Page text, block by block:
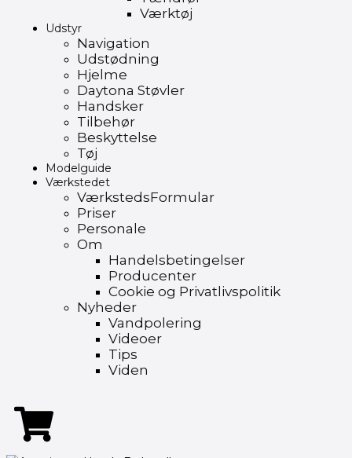
Værktøj
Udstyr
Navigation
Udstødning
Hjelme
Daytona Støvler
Handsker
Tilbehør
Beskyttelse
Tøj
Modelguide
Værkstedet
VærkstedsFormular
Priser
Personale
Om
Handelsbetingelser
Producenter
Cookie og Privatlivspolitik
Nyheder
Vandpolering
Videoer
Tips
Viden